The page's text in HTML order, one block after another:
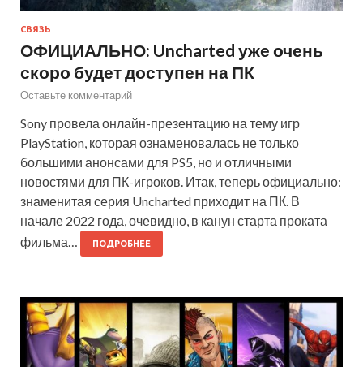
СВЯЗЬ
ОФИЦИАЛЬНО: Uncharted уже очень
скоро будет доступен на ПК
Оставьте комментарий
Sony провела онлайн-презентацию на тему игр
PlayStation, которая ознаменовалась не только
большими анонсами для PS5, но и отличными
новостями для ПК-игроков. Итак, теперь официально:
знаменитая серия Uncharted приходит на ПК. В
начале 2022 года, очевидно, в канун старта проката
фильма…
ПОДРОБНЕЕ